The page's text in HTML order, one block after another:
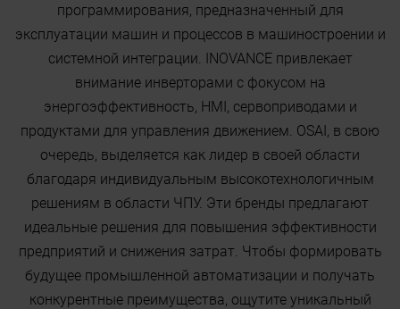
программирования, предназначенный для
эксплуатации машин и процессов в машиностроении и
системной интеграции. INOVANCE привлекает
внимание инверторами с фокусом на
энергоэффективность, HMI, сервоприводами и
продуктами для управления движением. OSAI, в свою
очередь, выделяется как лидер в своей области
благодаря индивидуальным высокотехнологичным
решениям в области ЧПУ. Эти бренды предлагают
идеальные решения для повышения эффективности
предприятий и снижения затрат. Чтобы формировать
будущее промышленной автоматизации и получать
конкурентные преимущества, ощутите уникальный